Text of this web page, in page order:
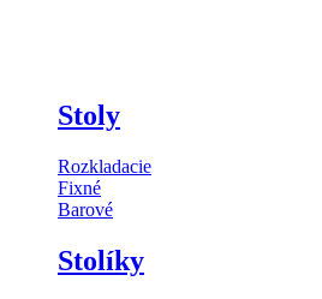
Stoly
Rozkladacie
Fixné
Barové
Stolíky